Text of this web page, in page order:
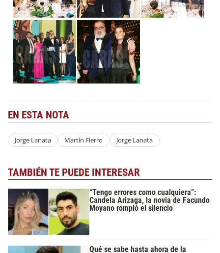
EN ESTA NOTA
Jorge Lanata Martín Fierro Jorge Lanata
TAMBIÉN TE PUEDE INTERESAR
“Tengo errores como cualquiera”:
Candela Arizaga, la novia de Facundo
Moyano rompió el silencio
Qué se sabe hasta ahora de la